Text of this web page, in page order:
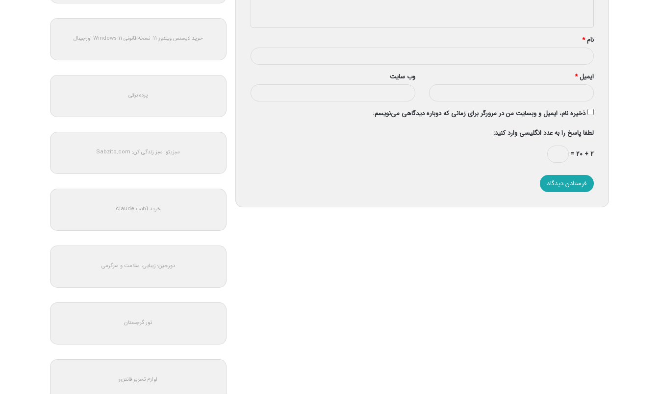
*
نام*
ایمیل* وب‌ سایت
ذخیره نام، ایمیل و وبسایت من در مرورگر برای زمانی که دوباره دیدگاهی می‌نویسم.
لطفا پاسخ را به عدد انگلیسی وارد کنید:
۲ + ۲۰ =
خرید لایسنس ویندوز 11: نسخه قانونی Windows 11 اورجینال
پرده برقی
سبزیتو: سبز زندگی کن: Sabzito.com
خرید اکانت claude
دورجین؛ زیبایی، سلامت و سرگرمی
تور گرجستان
لوازم تحریر فانتزی